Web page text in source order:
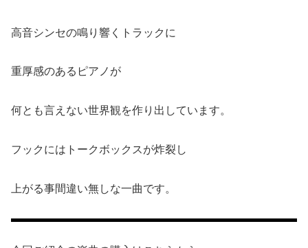
高音シンセの鳴り響くトラックに
重厚感のあるピアノが
何とも言えない世界観を作り出しています。
フックにはトークボックスが炸裂し
上がる事間違い無しな一曲です。